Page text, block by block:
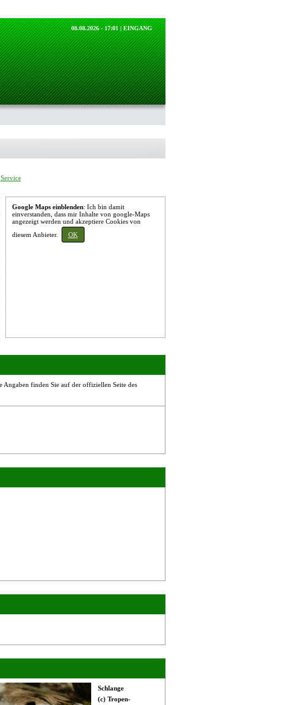
08.08.2026 - 17:01 |EINGANG
Service
Google Maps einblenden: Ich bin damit
einverstanden, dass mir Inhalte von google-Maps
angezeigt werden und akzeptiere Cookies von
diesem Anbieter.
OK
finden Sie auf der offiziellen Seite des
Schlange
(c) Tropen-